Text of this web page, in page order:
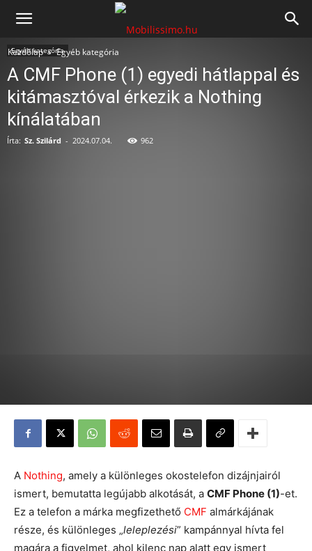
Mobilissimo.hu
Kezdőlap Egyéb kategória
Egyéb kategória
A CMF Phone (1) egyedi hátlappal és
kitámasztóval érkezik a Nothing
kínálatában
Írta: Sz. Szilárd - 2024.07.04. 962
A Nothing, amely a különleges okostelefon dizájnjairól
ismert, bemutatta legújabb alkotását, a CMF Phone (1)-et.
Ez a telefon a márka megfizethető CMF almárkájának
része, és különleges „leleplezési” kampánnyal hívta fel
magára a figyelmet, ahol kilenc nap alatt egy ismert